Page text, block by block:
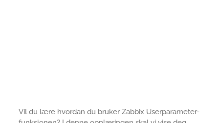
Vil du lære hvordan du bruker Zabbix Userparameter-